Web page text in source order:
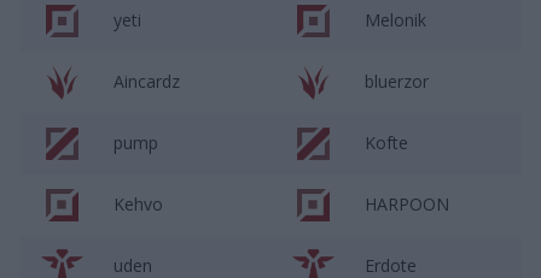
yeti Melonik
Aincardz bluerzor
pump Kofte
Kehvo HARPOON
uden Erdote